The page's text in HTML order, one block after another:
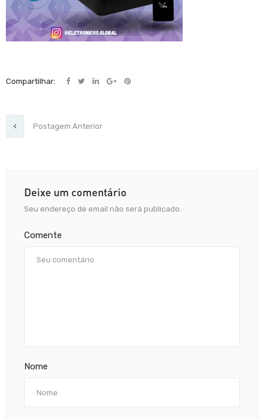
Compartilhar:
Postagem Anterior
Deixe um comentário
Seu endereço de email não será publicado.
Comente
Nome